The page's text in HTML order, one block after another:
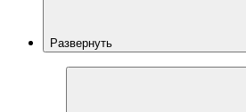
Развернуть